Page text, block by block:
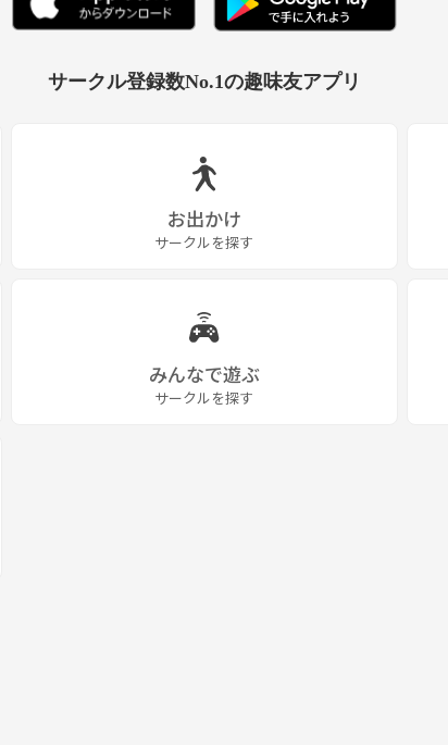
サークル登録数No.1の趣味友アプリ
お出かけ
サークルを探す
みんなで遊ぶ
サークルを探す